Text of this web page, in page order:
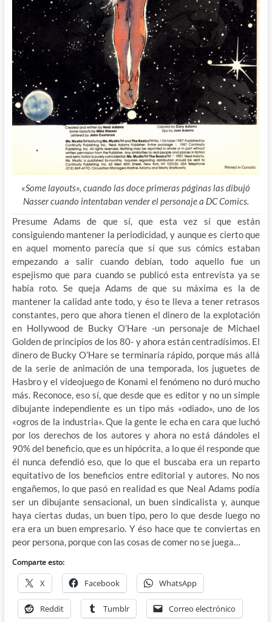
«Some layouts», cuando las doce primeras páginas las dibujó
Nasser cuando intentaban vender el personaje a DC Comics.
Presume Adams de que sí, que esta vez sí que están
consiguiendo mantener la periodicidad, y aunque es cierto que
en aquel momento parecía que sí que sus cómics estaban
empezando a salir cuando debían, todo aquello fue un
espejismo que para cuando se publicó esta entrevista ya se
había roto. Se queja Adams de que su máxima es la de
mantener la calidad ante todo, y éso te lleva a tener retrasos
constantes, pero que ahora tienen el dinero de la explotación
en Hollywood de Bucky O’Hare -un personaje de Michael
Golden de principios de los 80- y ahora están centradísimos. El
dinero de Bucky O’Hare se terminaría rápido, porque más allá
de la serie de animación de una temporada, los juguetes de
Hasbro y el videojuego de Konami el fenómeno no duró mucho
más. Reconoce, eso sí, que desde que es editor y no un simple
dibujante independiente es un tipo más «odiado», uno de los
«ogros de la industria». Que la gente le echa en cara que luchó
por los derechos de los autores y ahora no está dándoles el
90% del beneficio, que es un hipócrita, a lo que él responde que
él nunca defendió eso, que lo que el buscaba era un reparto
equitativo de los beneficios entre editorial y autores. No nos
engañemos, lo que pasó en realidad es que Neal Adams podía
ser un dibujante sensacional, un buen sindicalista y, aunque
haya ciertas dudas, un buen tipo, pero lo que desde luego no
era era un buen empresario. Y éso hace que te conviertas en
peor persona, porque con las cosas de comer no se juega…
Comparte esto:
X Facebook WhatsApp
Reddit Tumblr Correo electrónico